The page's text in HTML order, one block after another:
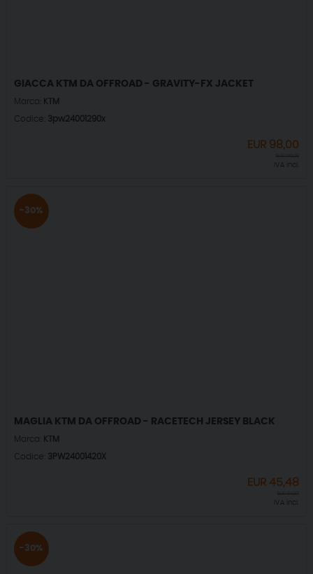
GIACCA KTM DA OFFROAD - GRAVITY-FX JACKET
Marca: KTM
Codice: 3pw24001290x
EUR 98,00
IVA incl.
-30%
MAGLIA KTM DA OFFROAD - RACETECH JERSEY BLACK
Marca: KTM
Codice: 3PW24001420X
EUR 45,48
IVA incl.
-30%